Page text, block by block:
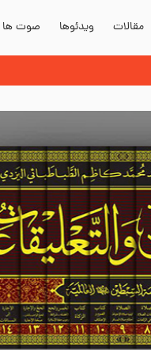
مقالات ویدئوها صوت ها